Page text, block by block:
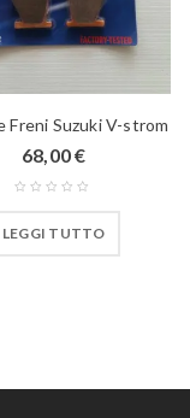
Freni Suzuki V-strom
68,00€
LEGGI TUTTO